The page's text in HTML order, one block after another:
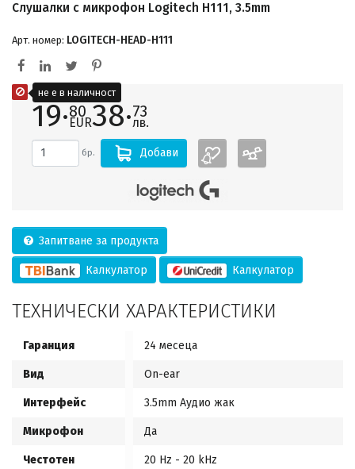
Слушалки с микрофон Logitech H111, 3.5mm
Арт. номер: LOGITECH-HEAD-H111
19·80
EUR38·73
лв.
бр. Добави
Запитване за продукта
Калкулатор Калкулатор
ТЕХНИЧЕСКИ ХАРАКТЕРИСТИКИ
Гаранция 24 месеца
Вид On-ear
Интерфейс 3.5mm Аудио жак
Микрофон Да
Честотен
20 Hz - 20 kHz
не е в наличност